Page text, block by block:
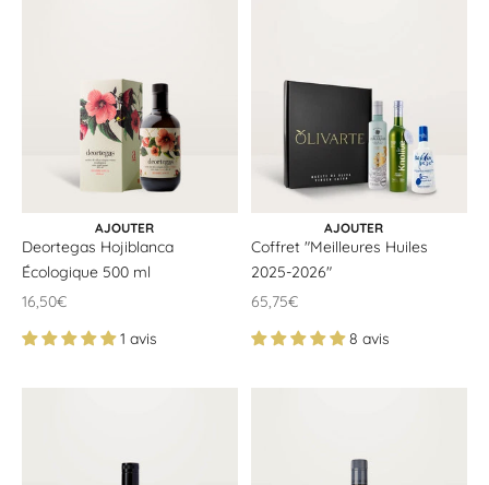
CHOISIR LES OPTIONS
AJOUTER
Deortegas Hojiblanca
Écologique 500 ml
Offrir un prix
16,50€
1 avis
AJOUTER AU PANIER
AJOUTER
Coffret "Meilleures Huiles
2025-2026"
Offrir un prix
65,75€
8 avis